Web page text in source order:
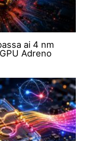
ai 4 nm
Adreno